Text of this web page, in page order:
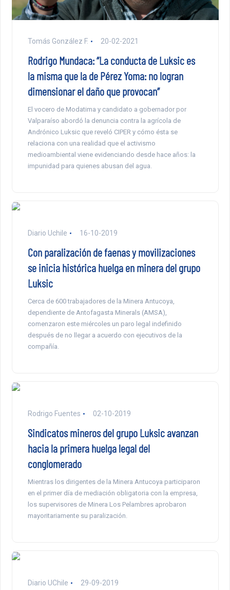
Tomás González F. 20-02-2021
Rodrigo Mundaca: “La conducta de Luksic es
la misma que la de Pérez Yoma: no logran
dimensionar el daño que provocan”
El vocero de Modatima y candidato a gobernador por
Valparaíso abordó la denuncia contra la agrícola de
Andrónico Luksic que reveló CIPER y cómo ésta se
relaciona con una realidad que el activismo
medioambiental viene evidenciando desde hace años: la
impunidad para quienes abusan del agua.
Diario Uchile 16-10-2019
Con paralización de faenas y movilizaciones
se inicia histórica huelga en minera del grupo
Luksic
Cerca de 600 trabajadores de la Minera Antucoya,
dependiente de Antofagasta Minerals (AMSA),
comenzaron este miércoles un paro legal indefinido
después de no llegar a acuerdo con ejecutivos de la
compañía.
Rodrigo Fuentes 02-10-2019
Sindicatos mineros del grupo Luksic avanzan
hacia la primera huelga legal del
conglomerado
Mientras los dirigentes de la Minera Antucoya participaron
en el primer día de mediación obligatoria con la empresa,
los supervisores de Minera Los Pelambres aprobaron
mayoritariamente su paralización.
Diario UChile 29-09-2019